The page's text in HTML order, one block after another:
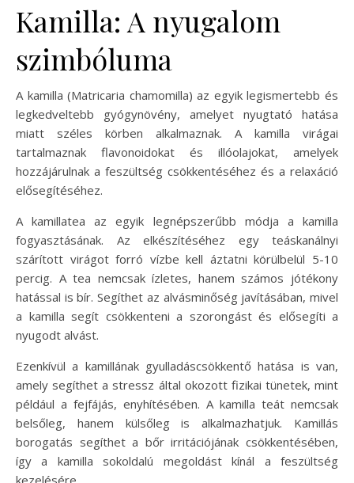
Kamilla: A nyugalom
szimbóluma
A kamilla (Matricaria chamomilla) az egyik legismertebb és
legkedveltebb gyógynövény, amelyet nyugtató hatása
miatt széles körben alkalmaznak. A kamilla virágai
tartalmaznak flavonoidokat és illóolajokat, amelyek
hozzájárulnak a feszültség csökkentéséhez és a relaxáció
elősegítéséhez.
A kamillatea az egyik legnépszerűbb módja a kamilla
fogyasztásának. Az elkészítéséhez egy teáskanálnyi
szárított virágot forró vízbe kell áztatni körülbelül 5-10
percig. A tea nemcsak ízletes, hanem számos jótékony
hatással is bír. Segíthet az alvásminőség javításában, mivel
a kamilla segít csökkenteni a szorongást és elősegíti a
nyugodt alvást.
Ezenkívül a kamillának gyulladáscsökkentő hatása is van,
amely segíthet a stressz által okozott fizikai tünetek, mint
például a fejfájás, enyhítésében. A kamilla teát nemcsak
belsőleg, hanem külsőleg is alkalmazhatjuk. Kamillás
borogatás segíthet a bőr irritációjának csökkentésében,
így a kamilla sokoldalú megoldást kínál a feszültség
kezelésére.